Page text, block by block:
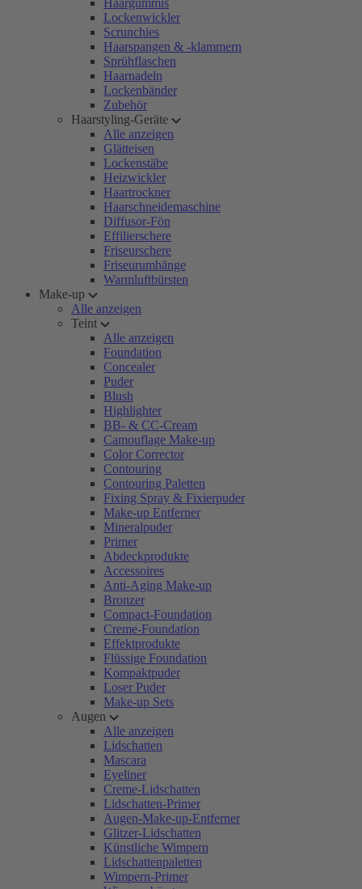
Haargummis
Lockenwickler
Scrunchies
Haarspangen & -klammern
Sprühflaschen
Haarnadeln
Lockenbänder
Zubehör
Haarstyling-Geräte
Alle anzeigen
Glätteisen
Lockenstäbe
Heizwickler
Haartrockner
Haarschneidemaschine
Diffusor-Fön
Effilierschere
Friseurschere
Friseurumhänge
Warmluftbürsten
Make-up
Alle anzeigen
Teint
Alle anzeigen
Foundation
Concealer
Puder
Blush
Highlighter
BB- & CC-Cream
Camouflage Make-up
Color Corrector
Contouring
Contouring Paletten
Fixing Spray & Fixierpuder
Make-up Entferner
Mineralpuder
Primer
Abdeckprodukte
Accessoires
Anti-Aging Make-up
Bronzer
Compact-Foundation
Creme-Foundation
Effektprodukte
Flüssige Foundation
Kompaktpuder
Loser Puder
Make-up Sets
Augen
Alle anzeigen
Lidschatten
Mascara
Eyeliner
Creme-Lidschatten
Lidschatten-Primer
Augen-Make-up-Entferner
Glitzer-Lidschatten
Künstliche Wimpern
Lidschattenpaletten
Wimpern-Primer